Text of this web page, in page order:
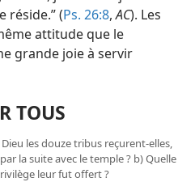
réside.” (Ps. 26:8,AC). Les
attitude que le
grande joie à servir
TOUS
les douze tribus reçurent-​elles,
la suite avec le temple ? b) Quelle
leur fut offert ?